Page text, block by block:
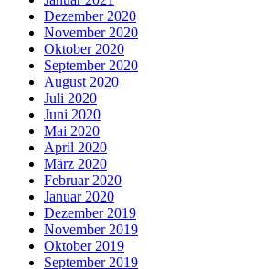
Dezember 2020
November 2020
Oktober 2020
September 2020
August 2020
Juli 2020
Juni 2020
Mai 2020
April 2020
März 2020
Februar 2020
Januar 2020
Dezember 2019
November 2019
Oktober 2019
September 2019